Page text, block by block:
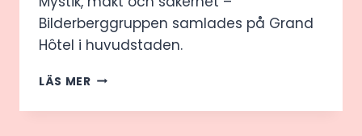
Bilderberggruppen samlades på Grand
Hôtel i huvudstaden.
LÄS MERTOPPOLITIKER
SÄKERHETSPÅDRAG